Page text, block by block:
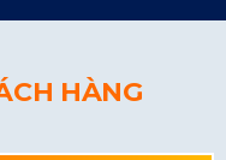
HÀNG